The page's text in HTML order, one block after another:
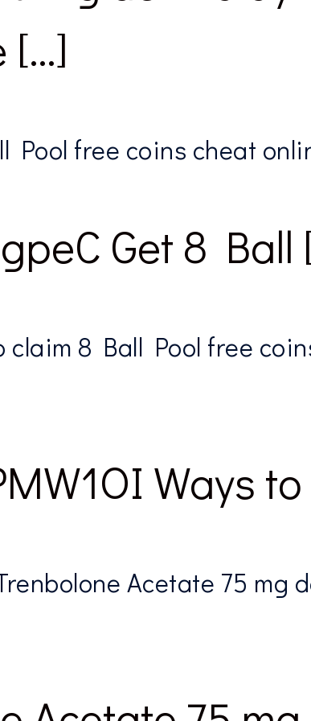
[…]
Pool free coins cheat
Get 8 Ball
claim 8 Ball Pool free
Ways
Acetate 75 mg